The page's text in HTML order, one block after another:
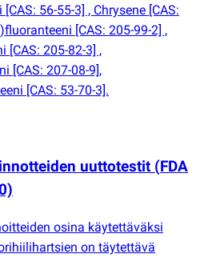
56-55-3] , Chrysene [CAS:
[CAS: 205-99-2] ,
[CAS: 205-82-3] ,
[CAS: 207-08-9],
[CAS: 53-70-3].
uuttotestit (FDA
osina käytettäväksi
on täytettävä